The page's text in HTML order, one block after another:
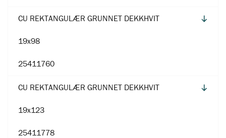
CU REKTANGULÆR GRUNNET DEKKHVIT
19x98
25411760
CU REKTANGULÆR GRUNNET DEKKHVIT
19x123
25411778